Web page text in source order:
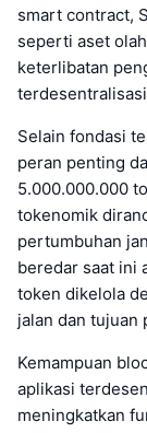
smart contract,
seperti aset
keterlibatan
Selain fondasi
peran penting
5.000.000.000
tokenomik
pertumbuhan
beredar saat ini
token dikelola
jalan dan tujuan
Kemampuan
aplikasi
meningkatkan